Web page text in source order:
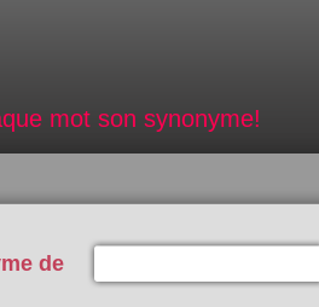
mot son synonyme!
de